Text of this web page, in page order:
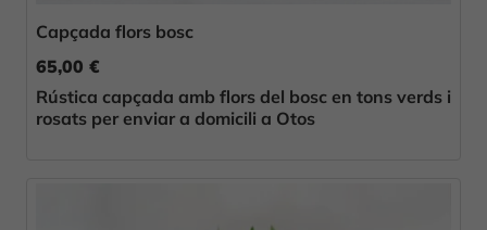
Capçada flors bosc
65,00 €
Rústica capçada amb flors del bosc en tons verds i
rosats per enviar a domicili a Otos